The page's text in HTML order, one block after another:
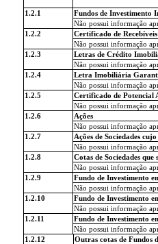
1.2.1
Fundos de Investimento
Não possui informação
1.2.2
Certificado de
Não possui informação
1.2.3
Letras de Crédito
Não possui informação
1.2.4
Letra Imobiliária
Não possui informação
1.2.5
Certificado de Potencial
Não possui informação
1.2.6
Ações
Não possui informação
1.2.7
Ações de Sociedades
Não possui informação
1.2.8
Cotas de Sociedades
Não possui informação
1.2.9
Fundo de Investimento
Não possui informação
1.2.10
Fundo de Investimento
Não possui informação
1.2.11
Fundo de Investimento
Não possui informação
1.2.12
Outras cotas de Fundos